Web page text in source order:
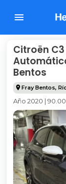
Citroën
Bentos
Fray Bentos,
Año 2020 |